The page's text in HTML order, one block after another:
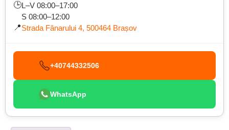
🕒L–V 08:00–17:00
S 08:00–12:00
📍Strada Fânarului 4, 500464 Brașov
+40744332506
WhatsApp